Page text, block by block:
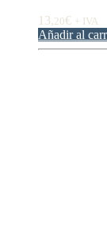
13,20€ + IVA
Añadir al